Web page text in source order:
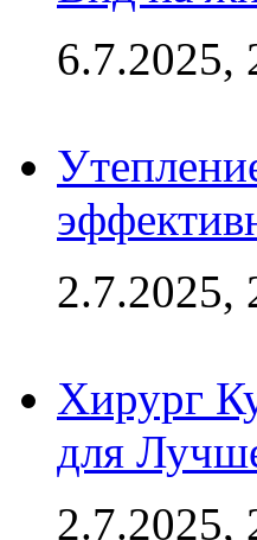
6.7.2025,
2.7.2025,
Хирург
для
2.7.2025,